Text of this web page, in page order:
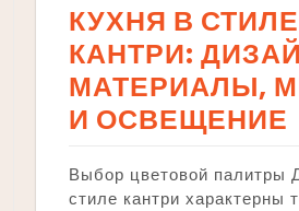
КУХНЯ В СТИЛЕ
КАНТРИ:
МАТЕРИАЛЫ,
И ОСВЕЩЕНИЕ
Выбор цветовой палитры
стиле кантри характерны